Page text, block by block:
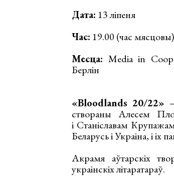
Дата: 13 ліпеня
Час: 19.00 (час мясцовы)
Месца: Media in
Берлін
«Bloodlands 20/22»
створаны Алесем
і Станіславам
Беларусь і Украіна, і іх
Акрамя аўтарскіх
украінскіх літаратараў.